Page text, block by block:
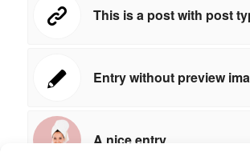
This is a post with post
Entry without preview
A nice entry